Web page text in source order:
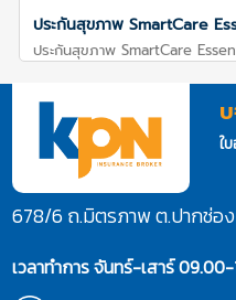
ประกันสุขภาพ SmartCare
ประกันสุขภาพ SmartCare
ใ
678/6 ถ.มิตรภาพ ต.ปากช่อ
เวลาทำการ จันทร์-เสาร์